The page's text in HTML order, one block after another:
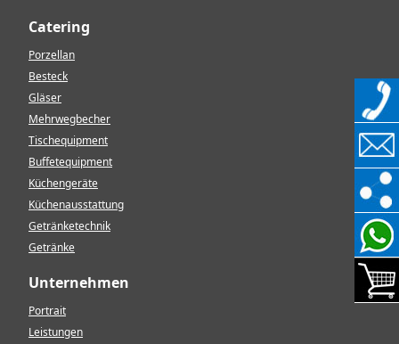
Catering
Porzellan
Besteck
Gläser
Mehrwegbecher
Tischequipment
Buffetequipment
Küchengeräte
Küchenausstattung
Getränketechnik
Getränke
Unternehmen
Portrait
Leistungen